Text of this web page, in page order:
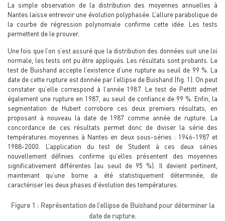
La simple observation de la distribution des moyennes annuelles à
Nantes laisse entrevoir une évolution polyphasée. L’allure parabolique de
la courbe de régression polynomiale confirme cette idée. Les tests
permettent de le prouver.
Une fois que l’on s’est assuré que la distribution des données suit une loi
normale, les tests ont pu être appliqués. Les résultats sont probants. Le
test de Buishand accepte l’existence d’une rupture au seuil de 99 %. La
date de cette rupture est donnée par l’ellipse de Buishand (fig. 1). On peut
constater qu’elle correspond à l’année 1987. Le test de Pettitt admet
également une rupture en 1987, au seuil de confiance de 99 %. Enfin, la
segmentation de Hubert corrobore ces deux premiers résultats, en
proposant à nouveau la date de 1987 comme année de rupture. La
concordance de ces résultats permet donc de diviser la série des
températures moyennes à Nantes en deux sous-séries : 1946-1987 et
1988-2000. L’application du test de Student à ces deux séries
nouvellement définies confirme qu’elles présentent des moyennes
significativement différentes (au seuil de 95 %). Il devient pertinent,
maintenant qu’une borne a été statistiquement déterminée, de
caractériser les deux phases d’évolution des températures.
Figure 1 : Représentation de l’ellipse de Buishand pour déterminer la
date de rupture.